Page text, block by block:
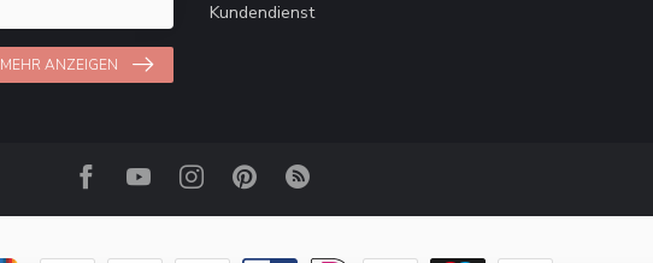
MEHR ANZEIGEN
Kundendienst